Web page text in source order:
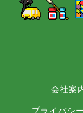
会社案
プライバシ